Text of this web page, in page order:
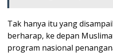
Tak hanya itu yang
berharap, ke depan
program nasional